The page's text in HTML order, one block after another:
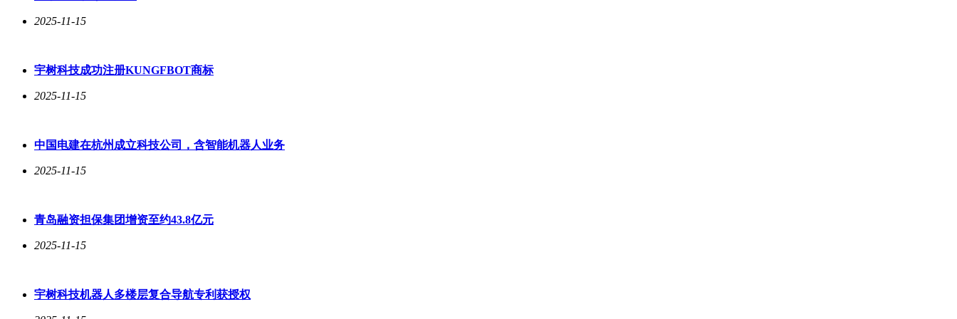
2025-11-15
宇树科技成功注册KUNGFBOT商标
2025-11-15
中国电建在杭州成立科技公司，含智能机器人业务
2025-11-15
青岛融资担保集团增资至约43.8亿元
2025-11-15
宇树科技机器人多楼层复合导航专利获授权